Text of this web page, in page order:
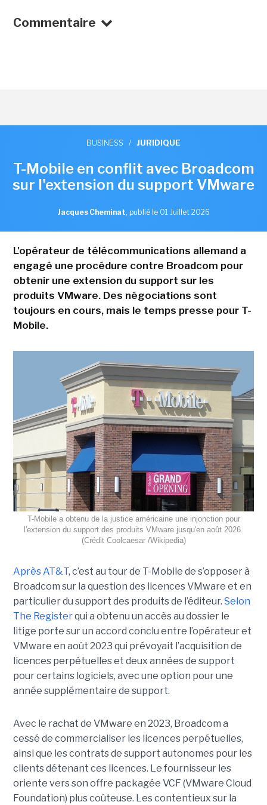
Commentaire
BUSINESS / JURIDIQUE
T-Mobile en conflit avec Broadcom
sur l'extension du support VMware
Jacques Cheminat, publié le 01 Juillet 2026
L'opérateur de télécommunications allemand a
engagé une procédure contre Broadcom pour
obtenir une extension du support sur les
produits VMware. Des négociations sont
toujours en cours, mais le temps presse pour T-
Mobile.
T-Mobile a obtenu de la justice américaine une injonction pour
l'extension du support des produits VMware jusqu'en août 2026.
(Crédit Coolcaesar /Wikipedia)
Après AT&T, c’est au tour de T-Mobile de s’opposer à
Broadcom sur la question des licences VMware et en
particulier du support des produits de l’éditeur. Selon
The Registerqui a obtenu un accès au dossier le
litige porte sur un accord conclu entre l’opérateur et
VMware en août 2023 qui prévoyait l’acquisition de
licences perpétuelles et deux années de support
pour certains logiciels, avec une option pour une
année supplémentaire de support.
Avec le rachat de VMware en 2023, Broadcom a
cessé de commercialiser les licences perpétuelles,
ainsi que les contrats de support autonomes pour les
clients détenant ces licences. Le fournisseur les
oriente vers son offre packagée VCF (VMware Cloud
Foundation) plus coûteuse. Les contentieux sur la